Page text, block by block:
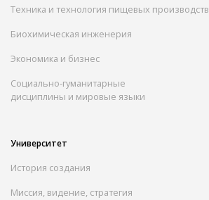
Техника и технология пищевых производств
Биохимическая инженерия
Экономика и бизнес
Социально-гуманитарные
дисциплины и мировые языки
Университет
История создания
Миссия, видение, стратегия